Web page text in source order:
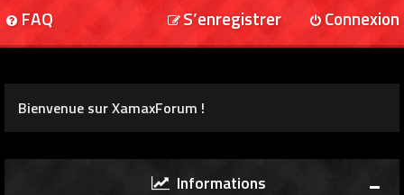
FAQ Connexion
S’enregistrer
Bienvenue sur XamaxForum !
Informations